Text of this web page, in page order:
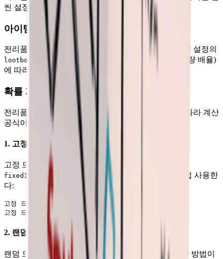
씬 설정이지, 난이도가 아니다.
아이템 수량 영향
전리품 상자에서 얼마나 많은 아이템이 나오는지는 씬 설정의
lootboxItemCountMultiplier
(전리품 상자 아이템 수량 배율)
에 따라 결정된다. 배율이 높을수록 더 많이 드롭된다.
확률 계산 공식
전리품 상자에서 아이템의 드롭 확률은 드롭 타입에 따라 계산
공식이 다르다:
1. 고정 드롭 확률
고정 드롭 확률은 전리품 상자 설정의
fixedItemSpawnChance(고정 아이템 생성 확률)를 직접 사용한
다:
고정 드롭 확률 = fixedItemSpawnChance
2. 랜덤 드롭 확률
랜덤 드롭에는 두 가지 생성 방식이 있으며, 확률 계산 방법이